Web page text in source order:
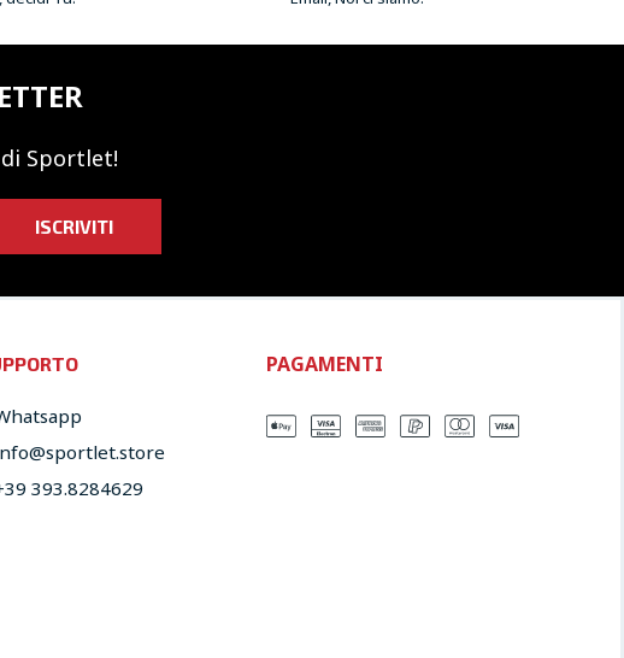
Sportlet!
ISCRIVITI
393.8284629
PAGAMENTI